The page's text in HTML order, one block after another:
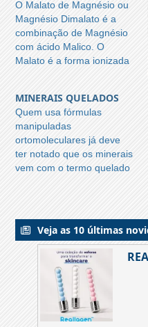
O Malato de Magnésio ou
Magnésio Dimalato é a
combinação de Magnésio
com ácido Malico. O
Malato é a forma ionizada
MINERAIS QUELADOS
Quem usa fórmulas
manipuladas
ortomoleculares já deve
ter notado que os minerais
vem com o termo quelado
Magnésio quelado.
Veja as 10 últimas